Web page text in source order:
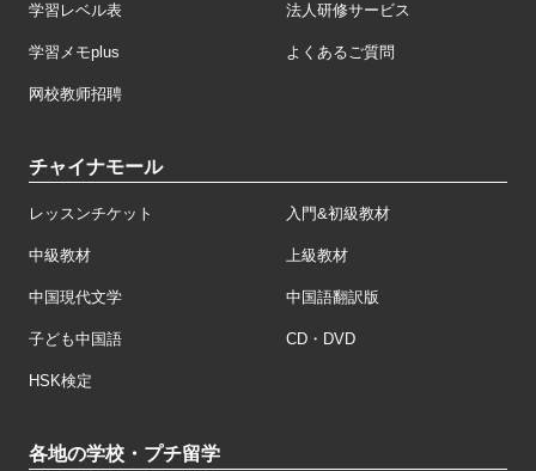
学習レベル表 法人研修サービス
学習メモplus よくあるご質問
网校教师招聘
チャイナモール
レッスンチケット 入門&初級教材
中級教材 上級教材
中国現代文学 中国語翻訳版
子ども中国語 CD・DVD
HSK検定
各地の学校・プチ留学